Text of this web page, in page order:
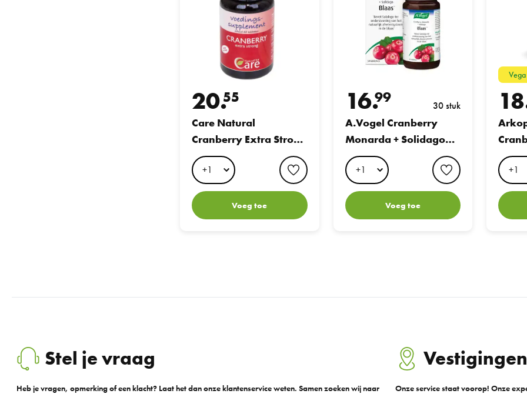
20.55
Care Natural
Cranberry Extra Strong
60 tab + 60 tab
favorite button
Voeg toe
16.99 30 stuk
A.Vogel Cranberry
Monarda + Solidago
Blaas Tabletten
favorite button
Voeg toe
Vega
Stel je vraag
Heb je vragen, opmerking of een klacht? Laat het dan onze klantenservice weten. Samen zoeken wij naar
Vestigingen
Onze service staat voorop! Onze